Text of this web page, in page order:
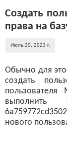
Создать
права на
Июль 20, 2023 г.
Обычно для
создать
выполнить
нового